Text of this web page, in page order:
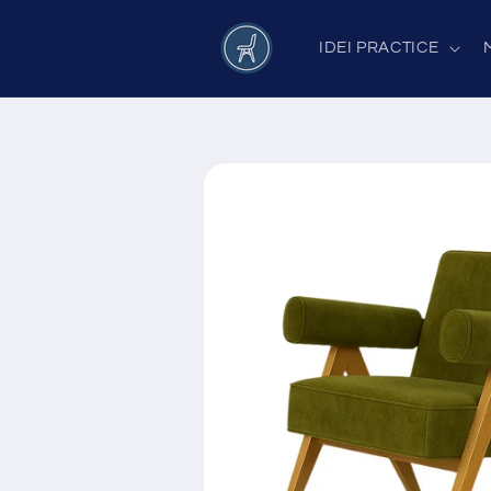
IDEI PRACTICE